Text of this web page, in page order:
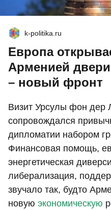
k-politika.ru
Европа
Арменией
– новый фронт
Визит Урсулы фон дер
сопровождался
дипломатии набором
Финансовая помощь,
энергетическая
либерализация,
звучало так, будто
новую экономическую